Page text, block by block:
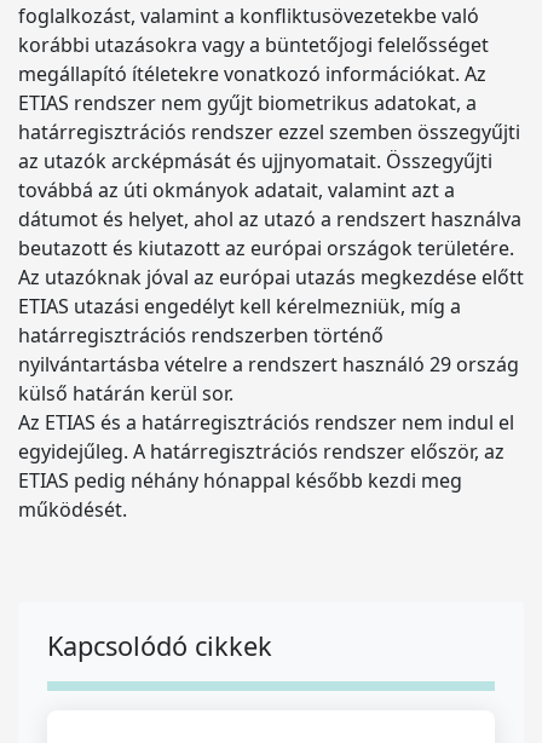
foglalkozást, valamint a konfliktusövezetekbe való
korábbi utazásokra vagy a büntetőjogi felelősséget
megállapító ítéletekre vonatkozó információkat. Az
ETIAS rendszer nem gyűjt biometrikus adatokat, a
határregisztrációs rendszer ezzel szemben összegyűjti
az utazók arcképmását és ujjnyomatait. Összegyűjti
továbbá az úti okmányok adatait, valamint azt a
dátumot és helyet, ahol az utazó a rendszert használva
beutazott és kiutazott az európai országok területére.
Az utazóknak jóval az európai utazás megkezdése előtt
ETIAS utazási engedélyt kell kérelmezniük, míg a
határregisztrációs rendszerben történő
nyilvántartásba vételre a rendszert használó 29 ország
külső határán kerül sor.
Az ETIAS és a határregisztrációs rendszer nem indul el
egyidejűleg. A határregisztrációs rendszer először, az
ETIAS pedig néhány hónappal később kezdi meg
működését.
Kapcsolódó cikkek